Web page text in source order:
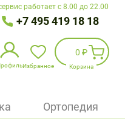
работает с 8.00 до 22.00
+7 495 419 18 18
Избранное
0 ₽
Корзина
Ортопедия